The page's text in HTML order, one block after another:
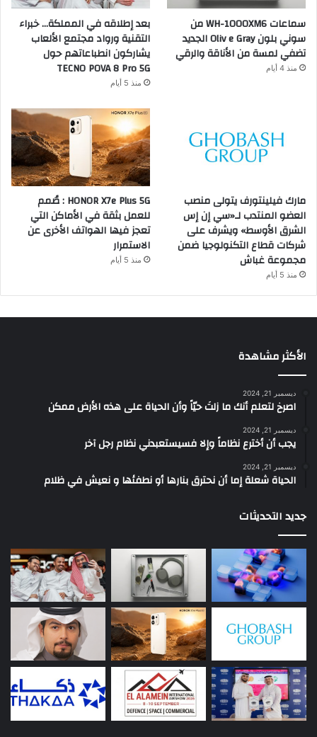
سماعات WH-1000XM6 من
سوني بلون Oliv e Gray الجديد
تضفي لمسة من الأناقة والرقي
منذ 4 أيام
بعد إطلاقه في المملكة… خبراء
التقنية ورواد مجتمع الألعاب
يشاركون انطباعاتهم حول
TECNO POVA 8 Pro 5G
منذ 5 أيام
مارك فيلينتورف يتولى منصب
العضو المنتدب لـ«سي إن إس
الشرق الأوسط» ويشرف على
شركات قطاع التكنولوجيا ضمن
مجموعة غباش
منذ 5 أيام
HONOR X7e Plus 5G : صُمم
للعمل بثقة في الأماكن التي
تعجز فيها الهواتف الأخرى عن
الاستمرار
منذ 5 أيام
الأكثر مشاهدة
ديسمبر 21, 2024
‫اصرخ لتعلم أنك ما زلتَ حيّاً وأن الحياة على هذه الأرض ممكن
ديسمبر 21, 2024
يجب أن أخترع نظاماً وإلا فسيستعبدني نظام رجل آخر
ديسمبر 21, 2024
الحياة شعلة إما أن نحترق بنارها أو نطفئها و نعيش في ظلام
جديد التحديثات